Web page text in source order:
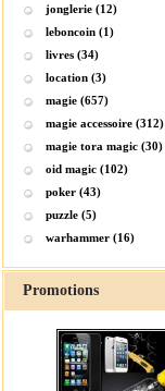
jonglerie (12)
leboncoin (1)
livres (34)
location (3)
magie (657)
magie accessoire (312)
magie tora magic (30)
oid magic (102)
poker (43)
puzzle (5)
warhammer (16)
Promotions